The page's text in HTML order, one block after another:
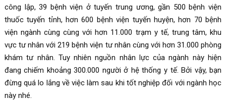
công lập, 39 bệnh viện ở tuyến trung ương, gần 500 bệnh viện
thuốc tuyến tỉnh, hơn 600 bệnh viện tuyến huyện, hơn 70 bệnh
viện ngành cùng cùng với hơn 11.000 trạm y tế, trung tâm, khu
vực tư nhân với 219 bệnh viện tư nhân cùng với hơn 31.000 phòng
khám tư nhân. Tuy nhiên nguồn nhân lực của ngành này hiện
đang chiếm khoảng 300.000 người ở hệ thống y tế. Bởi vậy, bạn
đừng quá lo lắng về việc làm sau khi tốt nghiệp đối với ngành học
này nhé.